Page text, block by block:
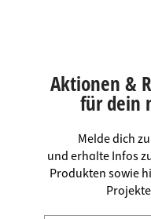
Aktionen &
für dein
Melde dich
und erhalte Infos
Produkten sowie